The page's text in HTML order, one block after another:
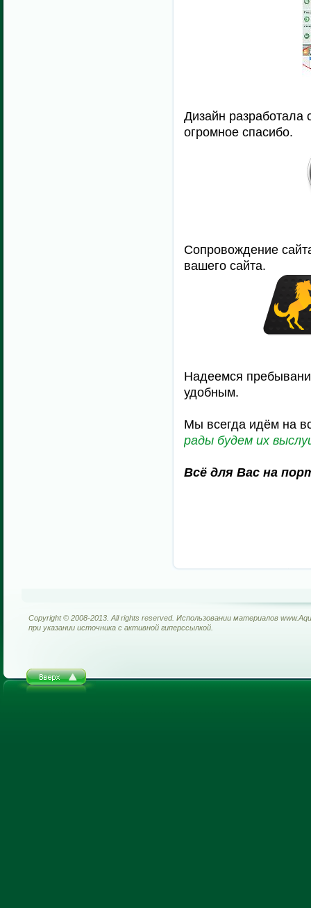
Дизайн разработала
огромное спасибо.
Сопровождение
вашего сайта.
Надеемся
удобным.
Мы всегда идём на
рады будем их
Всё для Вас на
Copyright © 2008-2013. All rights reserved. Использовании материалов
при указании источника с активной гиперссылкой.